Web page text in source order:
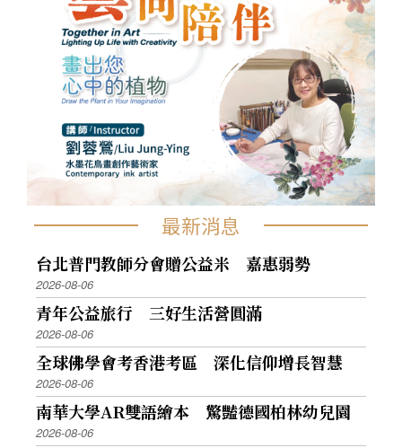
最新消息
台北普門教師分會贈公益米 嘉惠弱勢
2026-08-06
青年公益旅行 三好生活營圓滿
2026-08-06
全球佛學會考香港考區 深化信仰增長智慧
2026-08-06
南華大學AR雙語繪本 驚豔德國柏林幼兒園
2026-08-06